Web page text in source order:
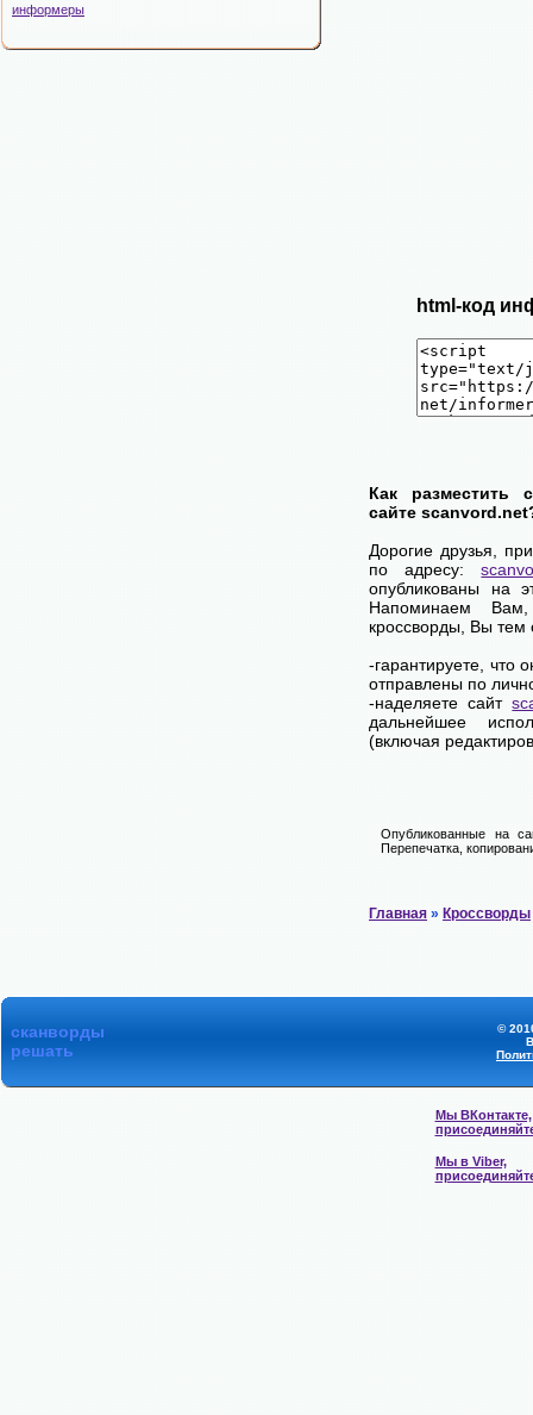
информеры
html-код
Как разместить
сайте
Дорогие друзья,
по адресу:
опубликованы на
Напоминаем
кроссворды, Вы
-гарантируете, что
отправлены по
-наделяете сайт
дальнейшее
(включая
Опубликованные на
Перепечатка,
Главная » Кроссворды
сканворды
решать
©
Мы ВКонтакте,
Мы в Viber,